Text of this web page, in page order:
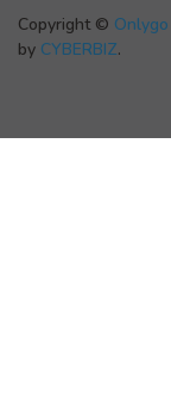
Copyright ©
by CYBERBIZ.